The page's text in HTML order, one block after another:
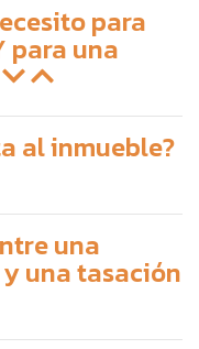
para
para una
al inmueble?
una
una tasación